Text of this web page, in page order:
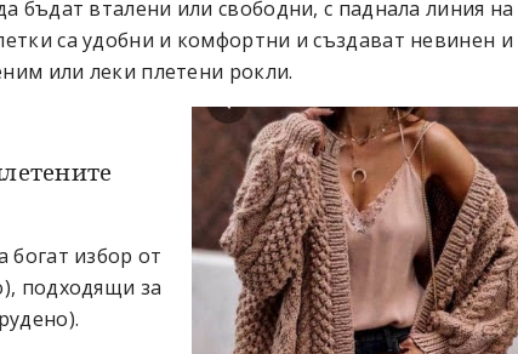
бъдат вталени или свободни, с паднала линия на
са удобни и комфортни и създават невинен и
или леки плетени рокли.
избор от
подходящи за